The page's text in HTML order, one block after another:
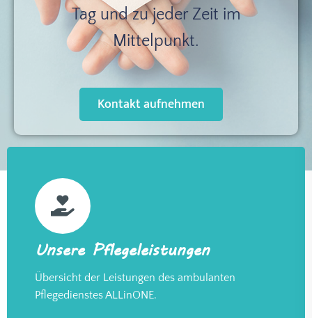
Tag und zu jeder Zeit im
Mittelpunkt.
Kontakt aufnehmen
Unsere Pflegeleistungen
Übersicht der Leistungen des ambulanten
Pflegedienstes ALLinONE.